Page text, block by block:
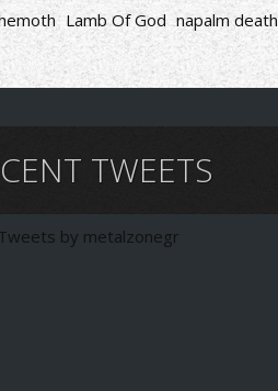
Lamb Of God napalm death
TWEETS
by metalzonegr